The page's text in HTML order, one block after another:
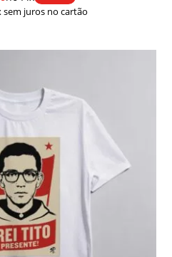
sem juros no cartão